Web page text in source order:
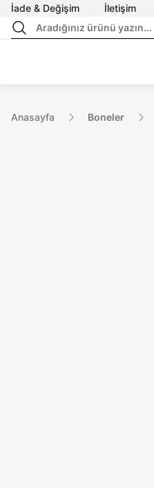
İade & Değişim İletişim
Anasayfa Boneler